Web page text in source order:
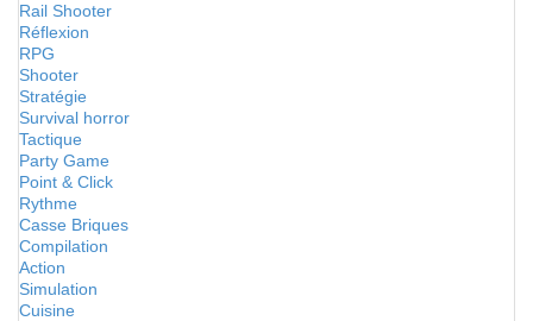
Rail Shooter
Réflexion
RPG
Shooter
Stratégie
Survival horror
Tactique
Party Game
Point & Click
Rythme
Casse Briques
Compilation
Action
Simulation
Cuisine